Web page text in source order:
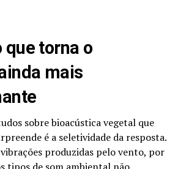
torna o
mais
sobre bioacústica vegetal que
é a seletividade da resposta.
produzidas pelo vento, por